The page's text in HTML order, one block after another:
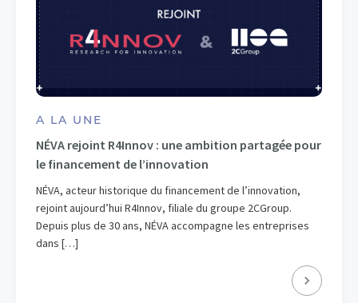
A LA UNE
NÉVA rejoint R4Innov : une ambition partagée pour
le financement de l’innovation
NÉVA, acteur historique du financement de l’innovation,
rejoint aujourd’hui R4Innov, filiale du groupe 2CGroup.
Depuis plus de 30 ans, NÉVA accompagne les entreprises
dans […]